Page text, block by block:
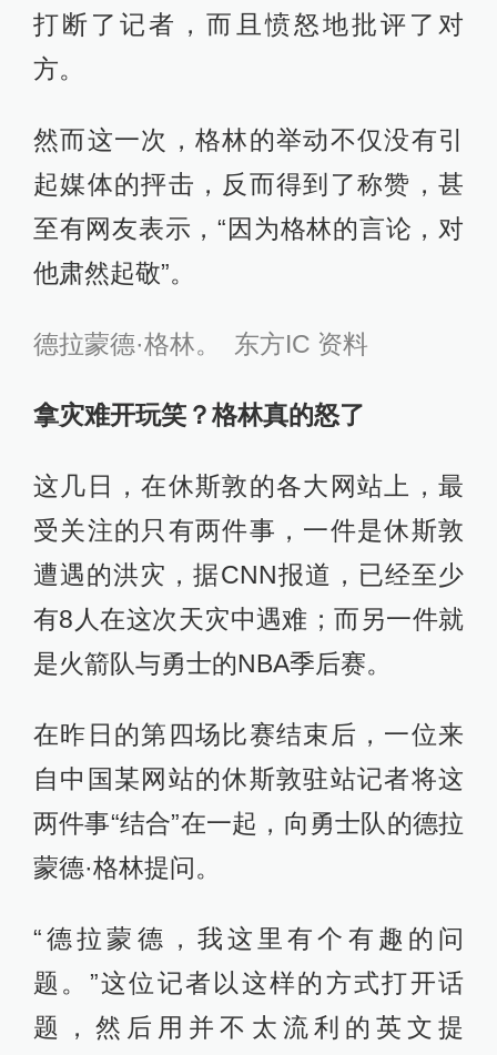
打断了记者，而且愤怒地批评了对
方。
然而这一次，格林的举动不仅没有引
起媒体的抨击，反而得到了称赞，甚
至有网友表示，“因为格林的言论，对
他肃然起敬”。
德拉蒙德·格林。 东方IC 资料
拿灾难开玩笑？格林真的怒了
这几日，在休斯敦的各大网站上，最
受关注的只有两件事，一件是休斯敦
遭遇的洪灾，据CNN报道，已经至少
有8人在这次天灾中遇难；而另一件就
是火箭队与勇士的NBA季后赛。
在昨日的第四场比赛结束后，一位来
自中国某网站的休斯敦驻站记者将这
两件事“结合”在一起，向勇士队的德拉
蒙德·格林提问。
“德拉蒙德，我这里有个有趣的问
题。”这位记者以这样的方式打开话
题，然后用并不太流利的英文提